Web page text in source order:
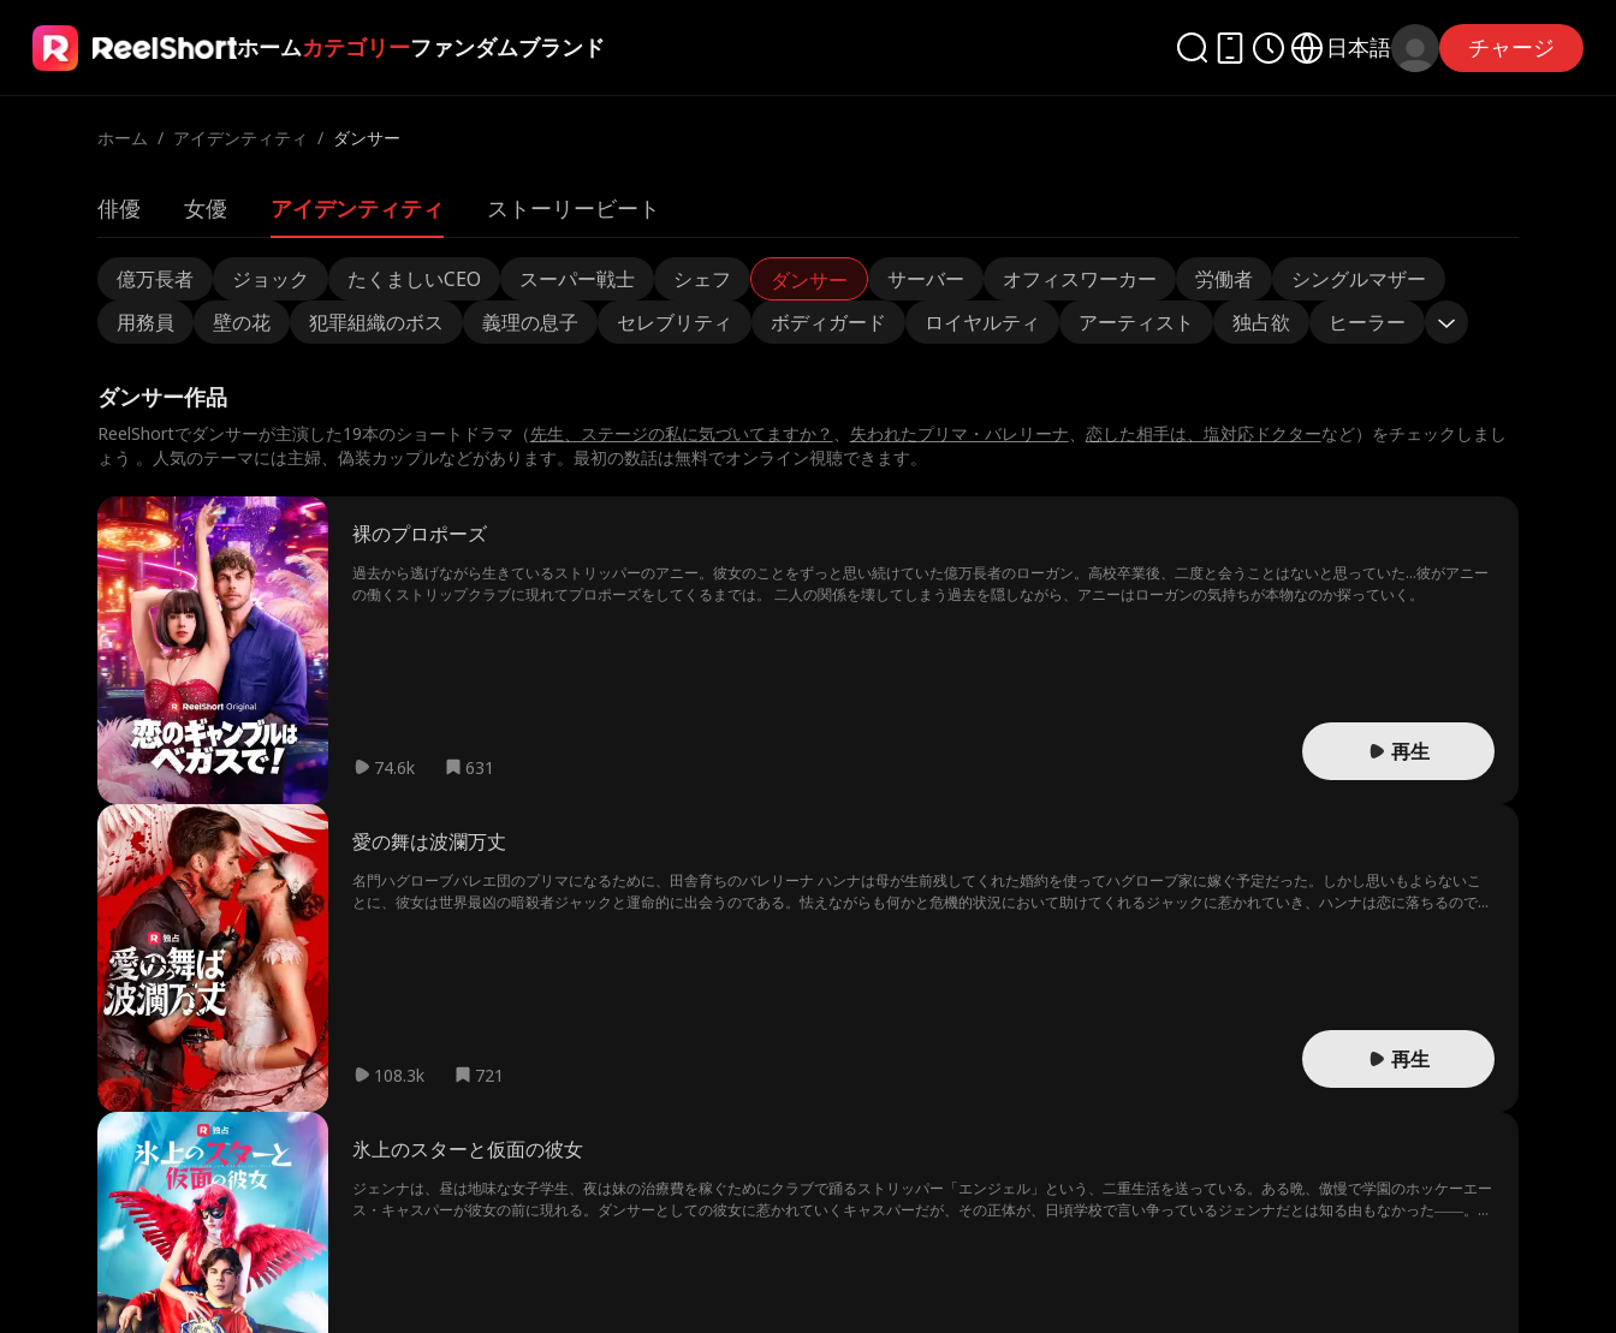
ホームカテゴリーファンダムブランド 日本語 チャージ
ホーム / アイデンティティ / ダンサー
俳優 女優 アイデンティティ ストーリービート
億万長者 ジョック たくましいCEO スーパー戦士 シェフ ダンサー サーバー オフィスワーカー 労働者
シングルマザー
用務員
壁の花 犯罪組織のボス 義理の息子 セレブリティ ボディガード ロイヤルティ アーティスト 独占欲 ヒーラー
ダンサー作品
ReelShortでダンサーが主演した19本のショートドラマ（先生、ステージの私に気づいてますか？ 、 失われたプリマ・バレリーナ、 恋した相手は、塩対応ドクターなど）をチェックしまし
ょう 。人気のテーマには主婦、偽装カップルなどがあります。最初の数話は無料でオンライン視聴できます。
裸のプロポーズ
過去から逃げながら生きているストリッパーのアニー。彼女のことをずっと思い続けていた億万長者のローガン。高校卒業後、二度と会うことはないと思っていた…彼がアニー
の働くストリップクラブに現れてプロポーズをしてくるまでは。 二人の関係を壊してしまう過去を隠しながら、アニーはローガンの気持ちが本物なのか探っていく。
74.6k 631
再生
愛の舞は波瀾万丈
名門ハグローブバレエ団のプリマになるために、田舎育ちのバレリーナ ハンナは母が生前残してくれた婚約を使ってハグローブ家に嫁ぐ予定だった。しかし思いもよらないこ
とに、彼女は世界最凶の暗殺者ジャックと運命的に出会うのである。怯えながらも何かと危機的状況において助けてくれるジャックに惹かれていき、ハンナは恋に落ちるのであ
108.3k 721
再生
氷上のスターと仮面の彼女
ジェンナは、昼は地味な女子学生、夜は妹の治療費を稼ぐためにクラブで踊るストリッパー「エンジェル」という、二重生活を送っている。ある晩、傲慢で学園のホッケーエー
ス・キャスパーが彼女の前に現れる。ダンサーとしての彼女に惹かれていくキャスパーだが、その正体が、日頃学校で言い争っているジェンナだとは知る由もなかった――。や